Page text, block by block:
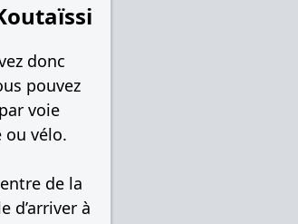
donc
pouvez
voie
ou vélo.
de la
d’arriver à